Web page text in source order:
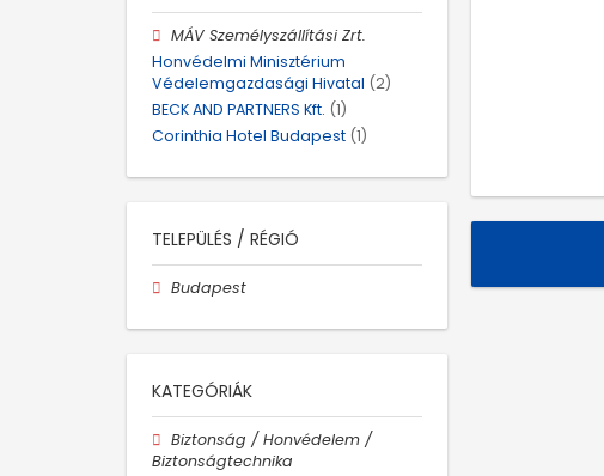
MÁV Személyszállítási Zrt.
Honvédelmi Minisztérium
Védelemgazdasági Hivatal (2)
BECK AND PARTNERS Kft. (1)
Corinthia Hotel Budapest (1)
TELEPÜLÉS / RÉGIÓ
Budapest
KATEGÓRIÁK
Biztonság / Honvédelem /
Biztonságtechnika